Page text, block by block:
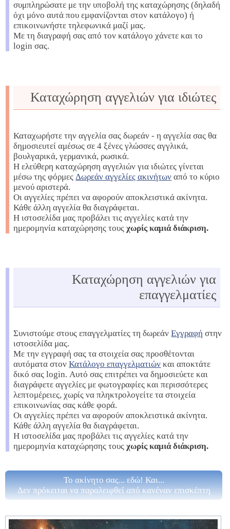
συμπληρώσατε με την υποβολή της καταχώρησης (δηλαδή
όχι μόνο αυτά που εμφανίζονται στον κατάλογο) ή
επικοινωνήστε τηλεφωνικά μαζί μας.
Με τη διαγραφή σας από τον κατάλογο χάνετε και το
login σας.
Καταχώρηση αγγελιών για ιδιώτες
Καταχωρήστε την αγγελία σας δωρεάν - η αγγελία σας θα
δημοσιευτεί αμέσως σε 4 ξένες γλώσσες αγγλικά,
βουλγαρικά, γερμανικά, ρωσικά.
Η ελεύθερη καταχώρηση αγγελιών για ιδιώτες γίνεται
μέσω της φόρμεςΔωρεάν αγγελίες ακινήτων από το κύριο
μενού αριστερά.
Οι αγγελίες πρέπει να αφορούν αποκλειστικά ακίνητα.
Κάθε άλλη αγγελία θα διαγράφεται.
Η ιστοσελίδα μας προβάλει τις αγγελίες κατά την
ημερομηνία καταχώρησης τουςχωρίς καμιά διάκριση.
Καταχώρηση αγγελιών για
επαγγελματίες
Συνιστούμε στους επαγγελματίες τη δωρεάνΕγγραφή στην
ιστοσελίδα μας.
Με την εγγραφή σας τα στοιχεία σας προσθέτονται
αυτόματα στονΚατάλογο επαγγελματιών και αποκτάτε
δικό σας login. Αυτό σας επιτρέπει να δημοσιεύετε και
διαγράφετε αγγελίες με φωτογραφίες και περισσότερες
λεπτομέρειες, χωρίς να πληκτρολογείτε τα στοιχεία
επικοινωνίας σας κάθε φορά.
Οι αγγελίες πρέπει να αφορούν αποκλειστικά ακίνητα.
Κάθε άλλη αγγελία θα διαγράφεται.
Η ιστοσελίδα μας προβάλει τις αγγελίες κατά την
ημερομηνία καταχώρησης τουςχωρίς καμιά διάκριση.
Το ακίνητο σας... εδώ! Και...
Δεν πρόκειται να παραλειφθεί από κανέναν επισκέπτη